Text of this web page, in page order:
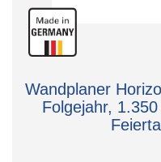
Wandplaner
Folgejahr,